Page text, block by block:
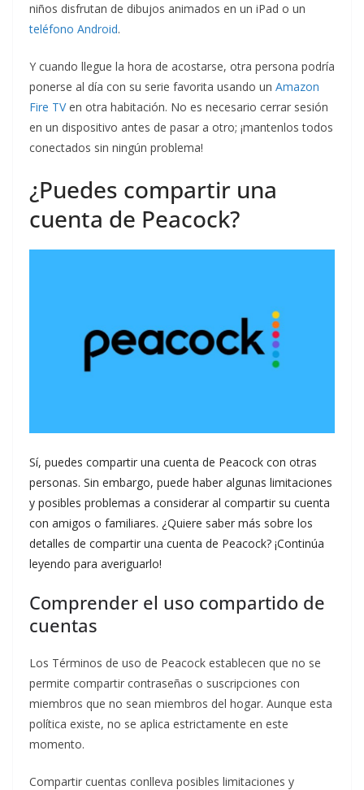
niños disfrutan de dibujos animados en un iPad o un
teléfono Android.
Y cuando llegue la hora de acostarse, otra persona podría
ponerse al día con su serie favorita usando un Amazon
Fire TVen otra habitación. No es necesario cerrar sesión
en un dispositivo antes de pasar a otro; ¡mantenlos todos
conectados sin ningún problema!
¿Puedes compartir una
cuenta de Peacock?
Sí, puedes compartir una cuenta de Peacock con otras
personas. Sin embargo, puede haber algunas limitaciones
y posibles problemas a considerar al compartir su cuenta
con amigos o familiares. ¿Quiere saber más sobre los
detalles de compartir una cuenta de Peacock? ¡Continúa
leyendo para averiguarlo!
Comprender el uso compartido de
cuentas
Los Términos de uso de Peacock establecen que no se
permite compartir contraseñas o suscripciones con
miembros que no sean miembros del hogar. Aunque esta
política existe, no se aplica estrictamente en este
momento.
Compartir cuentas conlleva posibles limitaciones y